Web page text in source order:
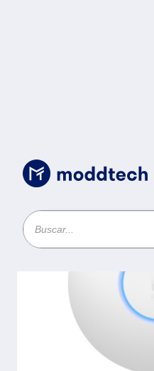
Uncategorized/Access
2X2